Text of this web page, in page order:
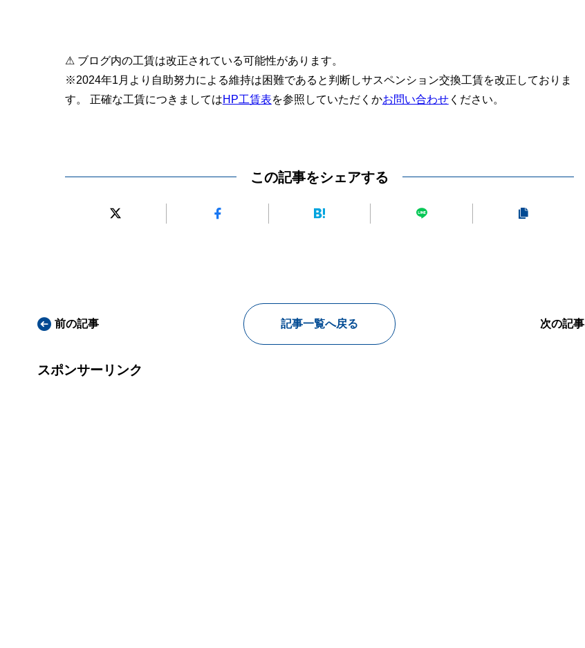
⚠ ブログ内の工賃は改正されている可能性があります。
※2024年1月より自助努力による維持は困難であると判断しサスペンション交換工賃を改正しておりま
す。 正確な工賃につきましてはHP工賃表を参照していただくかお問い合わせください。
この記事をシェアする
前の記事 記事一覧へ戻る 次の記事
スポンサーリンク